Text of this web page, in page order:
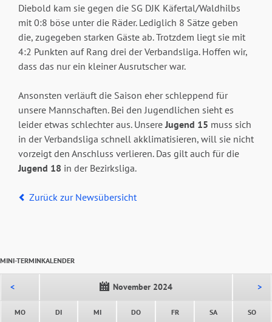
Diebold kam sie gegen die SG DJK Käfertal/Waldhilbs
mit 0:8 böse unter die Räder. Lediglich 8 Sätze geben
die, zugegeben starken Gäste ab. Trotzdem liegt sie mit
4:2 Punkten auf Rang drei der Verbandsliga. Hoffen wir,
dass das nur ein kleiner Ausrutscher war.
Ansonsten verläuft die Saison eher schleppend für
unsere Mannschaften. Bei den Jugendlichen sieht es
leider etwas schlechter aus. Unsere Jugend 15 muss sich
in der Verbandsliga schnell akklimatisieren, will sie nicht
vorzeigt den Anschluss verlieren. Das gilt auch für die
Jugend 18 in der Bezirksliga.
Zurück zur Newsübersicht
MINI-TERMINKALENDER
< November 2024 >
MONTAG DIENSTAG MITTWOCH DONNERSTAGFREITAG SAMSTAG SO